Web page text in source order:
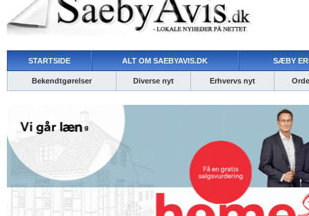
STARTSIDE ALT OM SAEBYAVIS.DK SÆBY
Bekendtgørelser Diverse nyt Erhvervs nyt